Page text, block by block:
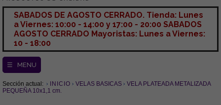
SABADOS DE AGOSTO CERRADO. Tienda: Lunes
a Viernes: 10:00 - 14:00 y 17:00 - 20:00 SABADOS
AGOSTO CERRADO Mayoristas: Lunes a Viernes:
10 - 18:00
☰ MENU
Sección actual: INICIO VELAS BASICAS
VELA PLATEADA METALIZADA
PEQUEÑA 10x1,1 cm.